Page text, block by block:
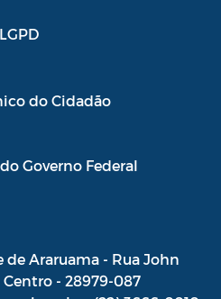
do Cidadão
Governo Federal
de Araruama - Rua John
Centro - 28979-087